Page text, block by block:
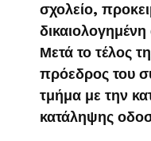
σχολείο,
Μετά το τέλος
πρόεδρος του
τμήμα με την
κατάληψης